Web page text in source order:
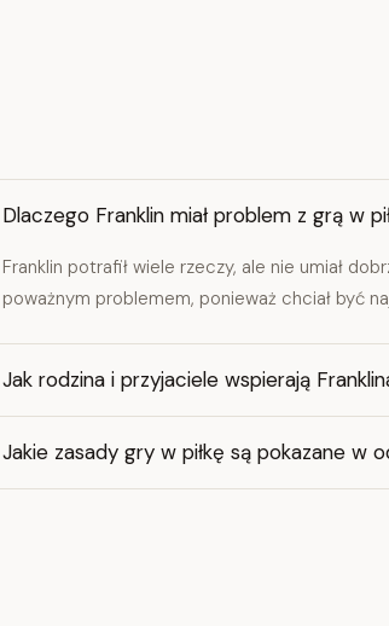
Dlaczego Franklin miał problem z grą w
Franklin potrafił wiele rzeczy, ale nie umiał
poważnym problemem, ponieważ chciał być
Jak rodzina i przyjaciele wspierają
Jakie zasady gry w piłkę są pokazane w